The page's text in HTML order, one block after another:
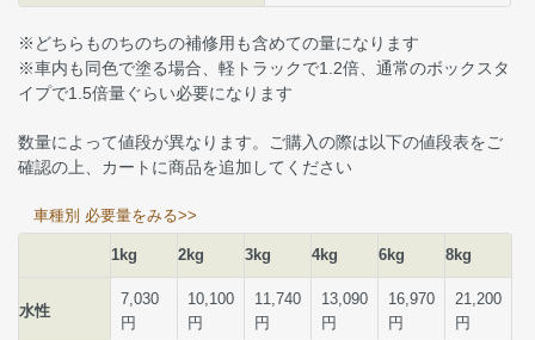
※どちらものちのちの補修用も含めての量になります
※車内も同色で塗る場合、軽トラックで1.2倍、通常のボックスタ
イプで1.5倍量ぐらい必要になります
数量によって値段が異なります。ご購入の際は以下の値段表をご
確認の上、カートに商品を追加してください
車種別 必要量をみる>>